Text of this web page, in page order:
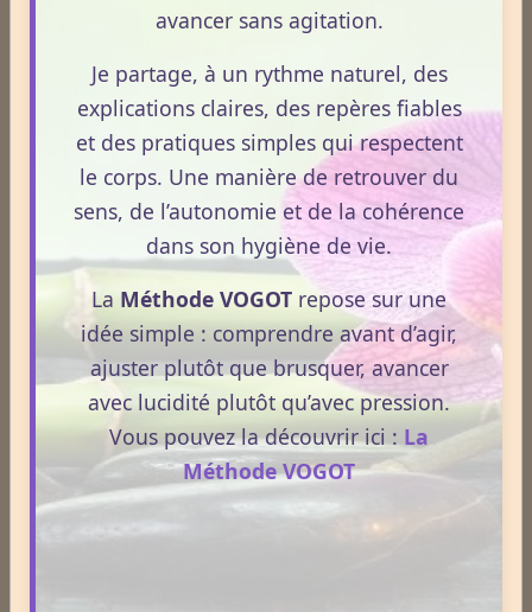
discussions autour du bien‑être et de la prévention.
un intérêt grandissant pour ses usages externes et
son interaction avec le système endocannabinoïde.
Cet article propose une mise au point claire, moderne
et conforme à la réglementation française de 2026.
Lire la suite
La nuit n’est pas ce que vous croyez : comprendre ce qui
prépare réellement le réveil.
Le 08/04/2026
La nuit n’est pas seulement un moment de repos.
C’est une phase où le terrain se réorganise, se
décante et prépare la vitalité du lendemain.
Pourtant, peu de personnes savent réellement ce qui
se joue dans cette période silencieuse.
Lire la suite
avancer sans agitation.
Je partage, à un rythme naturel, des
explications claires, des repères fiables
et des pratiques simples qui respectent
le corps. Une manière de retrouver du
sens, de l’autonomie et de la cohérence
dans son hygiène de vie.
La Méthode VOGOT repose sur une
idée simple : comprendre avant d’agir,
ajuster plutôt que brusquer, avancer
avec lucidité plutôt qu’avec pression.
Vous pouvez la découvrir ici : La
Méthode VOGOT